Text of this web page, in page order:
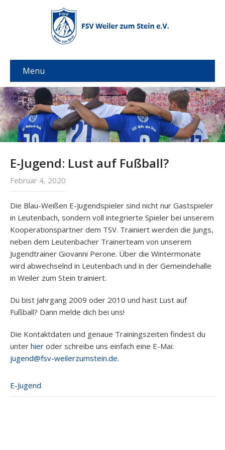
Menu
E-Jugend: Lust auf Fußball?
Februar 4, 2020
Die Blau-Weißen E-Jugendspieler sind nicht nur Gastspieler
in Leutenbach, sondern voll integrierte Spieler bei unserem
Kooperationspartner dem TSV. Trainiert werden die Jungs,
neben dem Leutenbacher Trainerteam von unserem
Jugendtrainer Giovanni Perone. Über die Wintermonate
wird abwechselnd in Leutenbach und in der Gemeindehalle
in Weiler zum Stein trainiert.
Du bist Jahrgang 2009 oder 2010 und hast Lust auf
Fußball? Dann melde dich bei uns!
Die Kontaktdaten und genaue Trainingszeiten findest du
unter hier oder schreibe uns einfach eine E-Mai:
jugend@fsv-weilerzumstein.de.
E-Jugend